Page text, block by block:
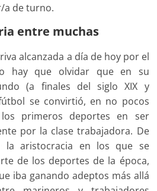
a de turno.
entre muchas
alcanzada a día de hoy por el
hay que olvidar que en su
(a finales del siglo XIX y
se convirtió, en no pocos
primeros deportes en ser
por la clase trabajadora. De
la aristocracia en los que se
de los deportes de la época,
iba ganando adeptos más allá